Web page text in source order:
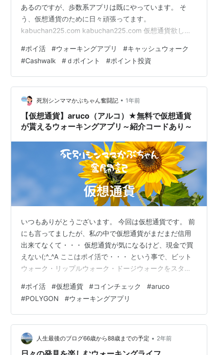
あるのですが、歩数系アプリは既にやっています。 そ
う、仮想通貨のために日々頑張ってます。
kabuchan225.com kabuchan225.com 仮想通貨欲しさ
になっていて、広告を見なくても貰える分のポイントだ
け貰っている感じです。 250歩（アルコは500歩）毎に
１広告。 ５秒くらいで終わるならいいのですが、６０秒
だとしんどいです。 今月で転職した事もあり、歩く歩数
は倍以上になりました。 それでも歩いている方とはいい
がたいです…
#ポイ活 #ウォーキングアプリ #キャッシュウォーク
#Cashwalk # ｄポイント #ポイント投資
死別シンママかぶちゃん奮闘記 • 1年前
【仮想通貨】aruco（アルコ）★無料で仮想通貨
が貰えるウォーキングアプリ～紹介コードあり～
いつもありがとうございます。 今回は仮想通貨です。 前
にも言ってましたが、私の中で仮想通貨がまだまだ信用
出来てなくて・・・ 仮想通貨が気になるけど、現金で買
えない(;^_^A ここはポイ活で・・・ という事で、ビット
ウォーク・リップルウォーク・ドージウォークをスター
ートしてざっくり３ヶ月くらい経過） ビットウォーク →
２４９円 リップルウォーク→ ２２５円 ドージウォーク
→ ２２７円 くらいとなってます。 ビットコインの方が、
値動きがあるから価格が変動してます。 忙しくて広告が
見れなくてポイントが５倍じゃない日も多々ありま…
#ポイ活 #仮想通貨 #コインチェック #aruco
#POLYGON #ウォーキングアプリ
人生最後のブログ66歳から88歳までの予定 • 2年前